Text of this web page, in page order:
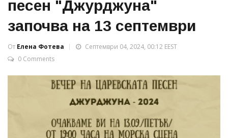
песен "Джурджуна"
започва на 13 септември
От Елена Фотева
Септември 04, 2024, 00:12 EEST
0 Comments